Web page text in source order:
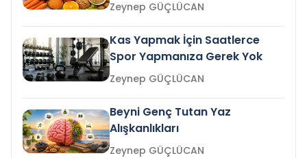
Zeynep GÜÇLÜCAN
Kas Yapmak İçin Saatlerce
Spor Yapmanıza Gerek Yok
Zeynep GÜÇLÜCAN
Beyni Genç Tutan Yaz
Alışkanlıkları
Zeynep GÜÇLÜCAN